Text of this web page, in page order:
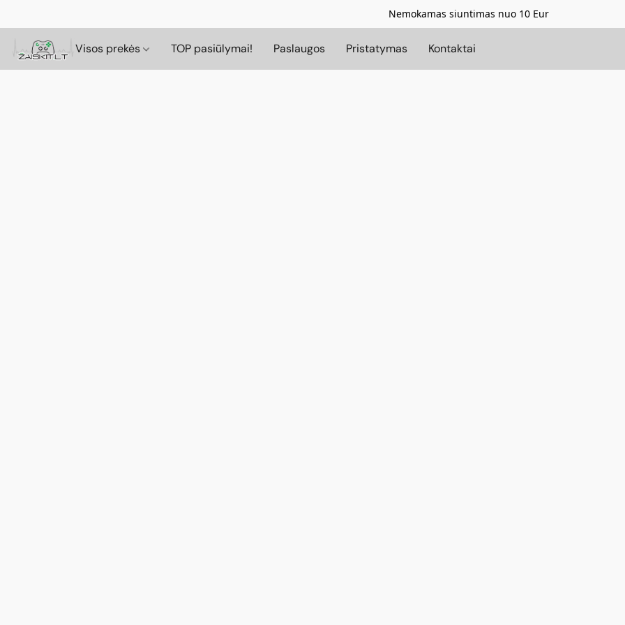
Nemokamas siuntimas nuo 10 Eur
Visos prekės TOP pasiūlymai! Paslaugos Pristatymas Kontaktai